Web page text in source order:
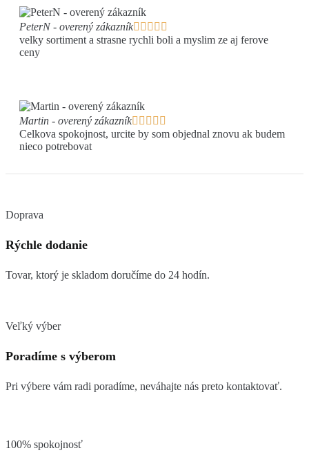
PeterN - overený zákazník    
velky sortiment a strasne rychli boli a myslim ze aj ferove
ceny
Martin - overený zákazník    
Celkova spokojnost, urcite by som objednal znovu ak budem
nieco potrebovat
Doprava
Rýchle dodanie
Tovar, ktorý je skladom doručíme do 24 hodín.
Veľký výber
Poradíme s výberom
Pri výbere vám radi poradíme, neváhajte nás preto kontaktovať.
100% spokojnosť